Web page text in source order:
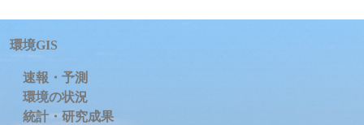
環境GIS
速報・予測
環境の状況
統計・研究成果